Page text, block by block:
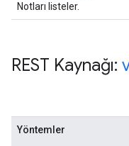
Notları listeler.
REST Kaynağı:
Yöntemler